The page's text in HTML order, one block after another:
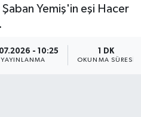
Şaban Yemiş'in eşi Hacer
- 10:25
YAYINLANMA
1 DK
OKUNMA SÜRESI